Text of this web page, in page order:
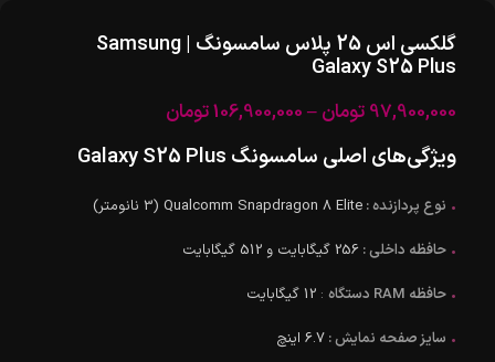
گلکسی اس 25 پلاس سامسونگ | Samsung
Galaxy S25 Plus
97,900,000 تومان –
106,900,000تومان
ویژگی‌های اصلی سامسونگ Galaxy S25 Plus
• نوع پردازنده : Qualcomm Snapdragon 8 Elite (3 نانومتر)
• حافظه داخلی : 256 گیگابایت و 512 گیگابایت
• حافظه RAM دستگاه : 12 گیگابایت
• سایز صفحه نمایش : 6.7 اینچ